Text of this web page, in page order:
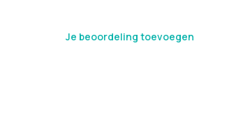
Je beoordeling toevoegen